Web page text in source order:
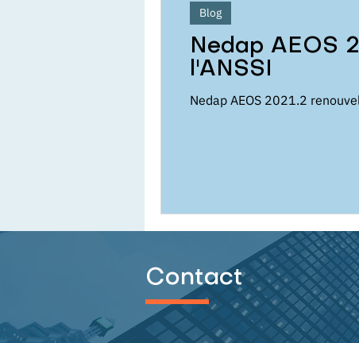
Nedap AEOS
l'ANSSI
Nedap AEOS 2021.2
Blog
Contact